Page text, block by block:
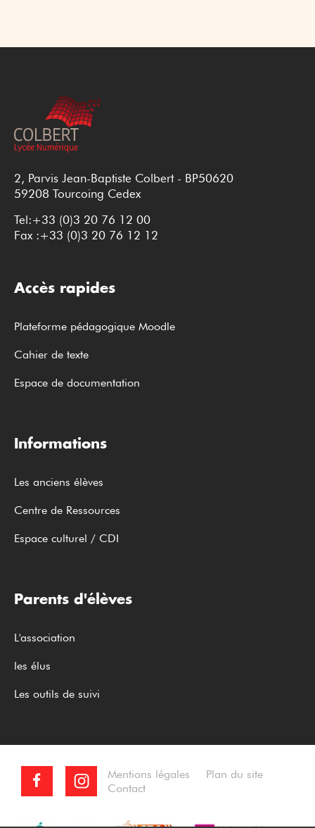
2, Parvis Jean-Baptiste Colbert - BP50620
59208 Tourcoing Cedex
Tel:+33 (0)3 20 76 12 00
Fax :+33 (0)3 20 76 12 12
Accès rapides
Plateforme pédagogique Moodle
Cahier de texte
Espace de documentation
Informations
Les anciens élèves
Centre de Ressources
Espace culturel / CDI
Parents d'élèves
L'association
les élus
Les outils de suivi
Mentions légales
Plan du site
Contact